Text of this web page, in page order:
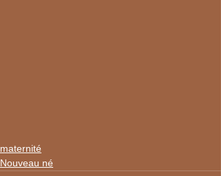
maternité
Nouveau né